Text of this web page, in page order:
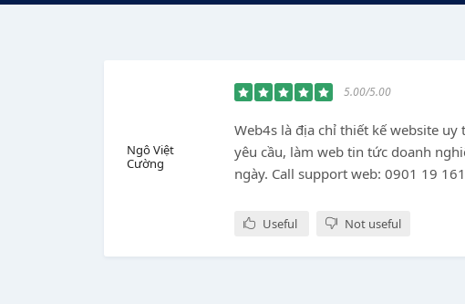
Ngô Việt
Cường
5.00/5.00
Web4s là địa chỉ thiết kế website
yêu cầu, làm web tin tức doanh
ngày. Call support web: 0901 19
Useful Not useful